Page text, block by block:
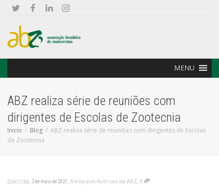
MENU
ABZ realiza série de reuniões com
dirigentes de Escolas de Zootecnia
Inicio Blog
ABZ realiza série de reuniões com dirigentes de Escolas
de Zootecnia
DIRCOM, 3 de maio de 2021 , Destaque,Notícias da ABZ, 0